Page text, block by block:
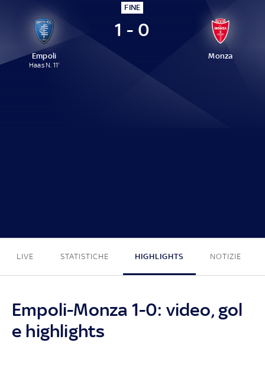
FINE
Empoli
Haas N. 11'
1 - 0
Monza
LIVE STATISTICHE HIGHLIGHTS NOTIZIE
Empoli-Monza 1-0: video, gol
e highlights